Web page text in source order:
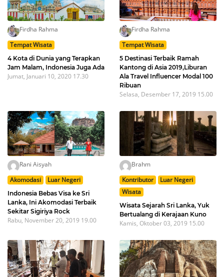
Firdha Rahma
Tempat Wisata
4 Kota di Dunia yang Terapkan
Jam Malam, Indonesia Juga Ada
Jumat, Januari 10, 2020 17.30
Firdha Rahma
Tempat Wisata
5 Destinasi Terbaik Ramah
Kantong di Asia 2019,Liburan
Ala Travel Influencer Modal 100
Ribuan
Selasa, Desember 17, 2019 15.00
Rani Aisyah
Akomodasi
Luar Negeri
Indonesia Bebas Visa ke Sri
Lanka, Ini Akomodasi Terbaik
Sekitar Sigiriya Rock
Rabu, November 20, 2019 19.00
Brahm
Kontributor
Luar Negeri
Wisata
Wisata Sejarah Sri Lanka, Yuk
Bertualang di Kerajaan Kuno
Kamis, Oktober 03, 2019 15.00